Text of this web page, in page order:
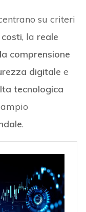
su criteri
, la reale
comprensione
digitale e
tecnologica
.